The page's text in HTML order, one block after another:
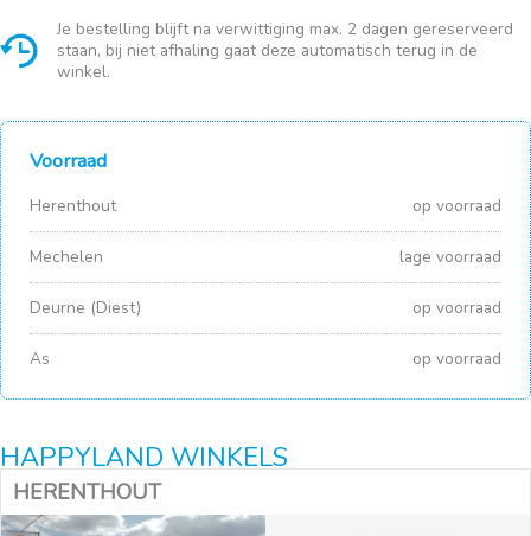
Je bestelling blijft na verwittiging max. 2 dagen gereserveerd
staan, bij niet afhaling gaat deze automatisch terug in de
winkel.
Voorraad
Herenthout op voorraad
Mechelen lage voorraad
Deurne (Diest) op voorraad
As op voorraad
HAPPYLAND WINKELS
HERENTHOUT